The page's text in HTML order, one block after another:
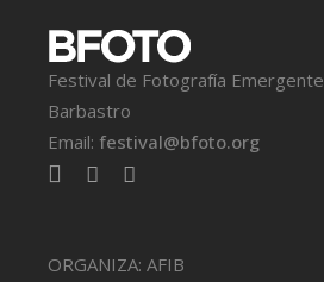
Festival de Fotografía Emergente
Barbastro
Email: festival@bfoto.org
ORGANIZA: AFIB